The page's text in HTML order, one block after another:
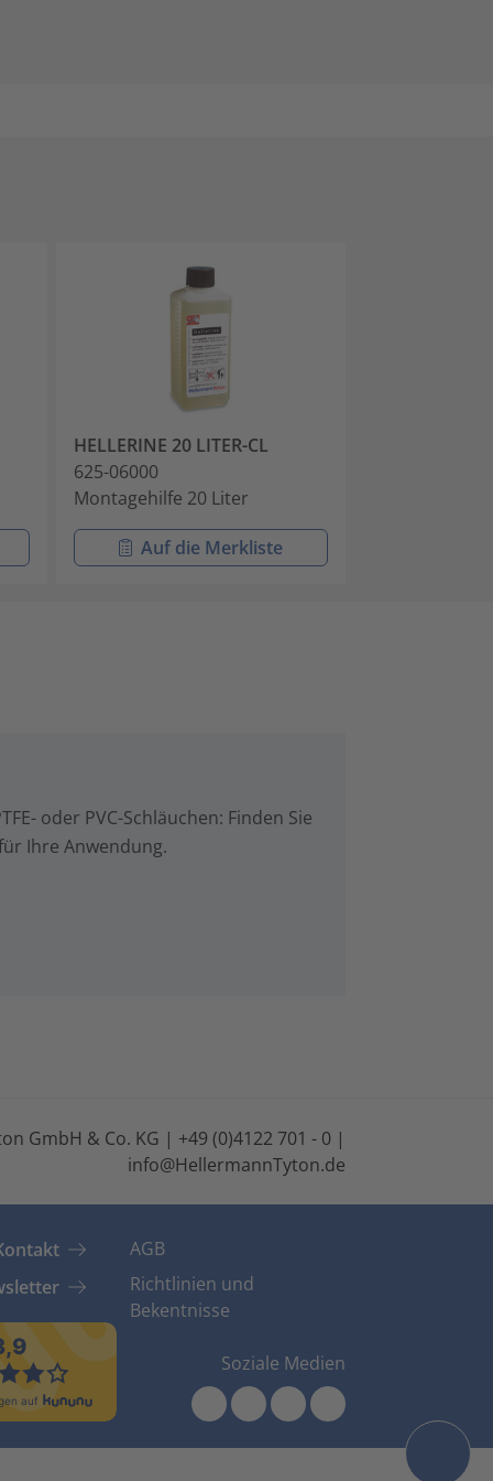
HELLERINE 20 LITER-CL
625-06000
Montagehilfe 20 Liter
Auf die Merkliste
oder PVC-Schläuchen: Finden Sie
Ihre Anwendung.
GmbH & Co. KG | +49 (0)4122 701 - 0 |
info@HellermannTyton.de
AGB
Richtlinien und
Bekentnisse
Soziale Medien